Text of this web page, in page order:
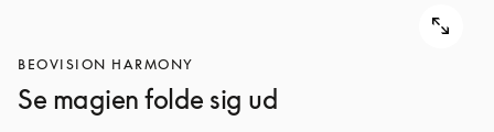
BEOVISION HARMONY
Se magien folde sig ud